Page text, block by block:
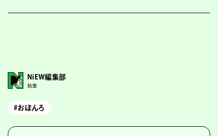
NiEW編集部
執筆
#おぼんろ